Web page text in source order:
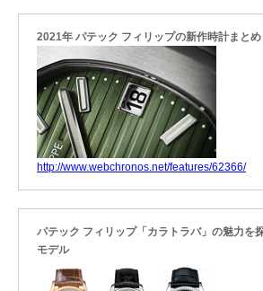
2021年 パテック フィリップの新作時計まとめ
http://www.webchronos.net/features/62366/
パテック フィリップ「カラトラバ」の魅力を
モデル